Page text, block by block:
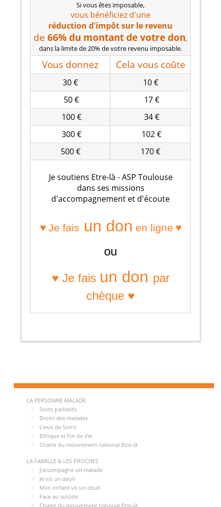
Si vous êtes imposable,
vous bénéficiez d'une
réduction d'impôtsur le revenu
de 66% du montant de votre don,
dans la limite de 20% de votre revenu imposable.
Vous donnez Cela vous coûte
30 €
10 €
50 €
17 €
100 €
34 €
300 €
102 €
500 €
170 €
Je soutiens Etre-là - ASP Toulouse
dans ses missions
d'accompagnement et d'écoute
♥ Je fais un don en ligne ♥
ou
♥ Je fais un don par
chèque ♥
LA PERSONNE MALADE
Soins palliatifs
Droits des malades
Lieux de Soins
Ethique et Fin de Vie
Charte du mouvement national Etre-là
LA FAMILLE & LES PROCHES
J’accompagne un malade
Je vis un deuil
Mon enfant vit un deuil
Face au suicide
Charte du mouvement national Etre-là